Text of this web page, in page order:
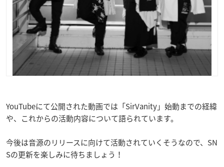
YouTubeにて公開された動画では「SirVanity」始動までの経緯
や、これからの活動内容について語られています。
今後は音源のリリースに向けて活動されていくそうなので、SN
Sの更新を楽しみに待ちましょう！